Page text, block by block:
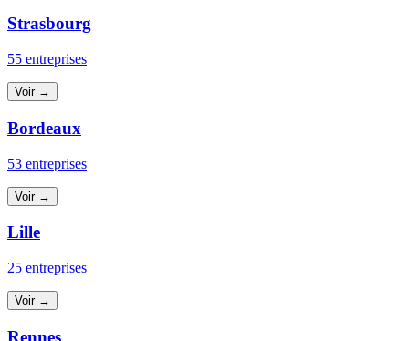
Strasbourg
55 entreprises
Voir →
Bordeaux
53 entreprises
Voir →
Lille
25 entreprises
Voir →
Rennes